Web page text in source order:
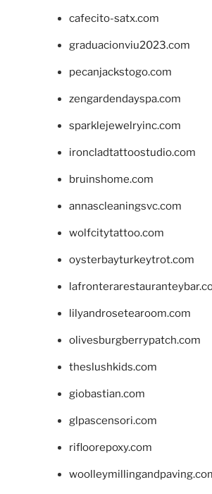
cafecito-satx.com
graduacionviu2023.com
pecanjackstogo.com
zengardendayspa.com
sparklejewelryinc.com
ironcladtattoostudio.com
bruinshome.com
annascleaningsvc.com
wolfcitytattoo.com
oysterbayturkeytrot.com
lilyandrosetearoom.com
olivesburgberrypatch.com
theslushkids.com
giobastian.com
glpascensori.com
rifloorepoxy.com